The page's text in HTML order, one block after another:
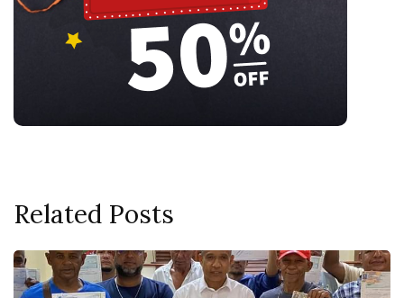
Related Posts